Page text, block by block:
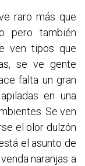
raro más que
pero también
ven tipos que
se ve gente
falta un gran
en una
Se ven
el olor dulzón
el asunto de
naranjas a